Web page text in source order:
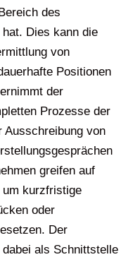
des
Dies kann die
von
Positionen
der
Prozesse der
Ausschreibung von
greifen auf
kurzfristige
oder
Der
als Schnittstelle